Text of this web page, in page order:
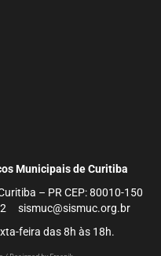
Municipais de Curitiba
– PR CEP: 80010-150
sismuc@sismuc.org.br
feira das 8h às 18h.